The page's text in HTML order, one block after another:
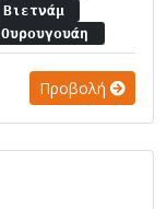
Βιετνάμ
Ουρουγουάη
Προβολή